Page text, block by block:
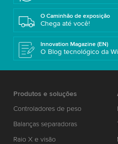
O Caminhão de exposição
Chega até você!
Innovation Magazine (EN)
O Blog tecnológico da
Produtos e soluções
Controladores de peso
Balanças separadoras
Raio X e visão